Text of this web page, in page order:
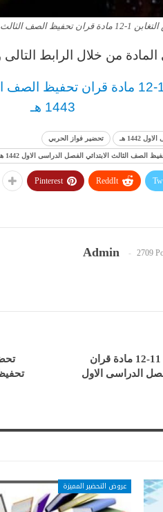
الدراسى الاول 1443 هـ
من خلال الرابط
الصف
1443 هـ
1442 هـ تحضير فواز الحربي
ReddIt
Pinterest
Admin 2709
تحضير فواز الحربي درس الطلاق 11-12 مادة قران
الدراسى الاول
عروض التحضير المميزة